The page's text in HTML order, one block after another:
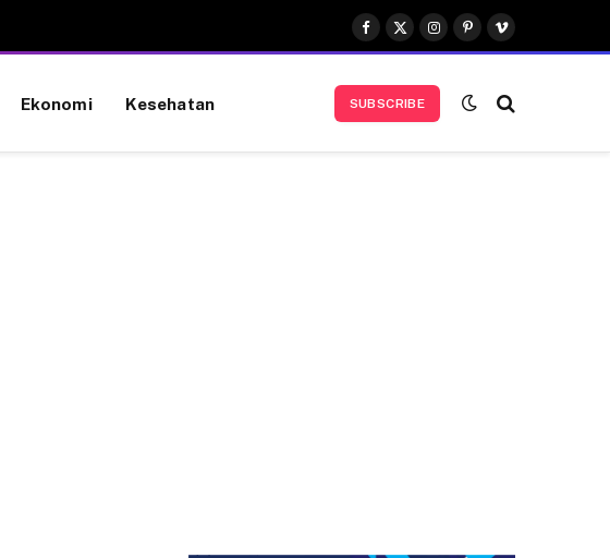
Facebook
X
(Twitter)
Instagram
Pinterest
Vimeo
Ekonomi Kesehatan SUBSCRIBE